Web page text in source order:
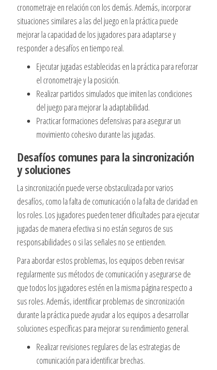
cronometraje en relación con los demás. Además, incorporar
situaciones similares a las del juego en la práctica puede
mejorar la capacidad de los jugadores para adaptarse y
responder a desafíos en tiempo real.
Ejecutar jugadas establecidas en la práctica para reforzar
el cronometraje y la posición.
Realizar partidos simulados que imiten las condiciones
del juego para mejorar la adaptabilidad.
Practicar formaciones defensivas para asegurar un
movimiento cohesivo durante las jugadas.
Desafíos comunes para la sincronización
y soluciones
La sincronización puede verse obstaculizada por varios
desafíos, como la falta de comunicación o la falta de claridad en
los roles. Los jugadores pueden tener dificultades para ejecutar
jugadas de manera efectiva si no están seguros de sus
responsabilidades o si las señales no se entienden.
Para abordar estos problemas, los equipos deben revisar
regularmente sus métodos de comunicación y asegurarse de
que todos los jugadores estén en la misma página respecto a
sus roles. Además, identificar problemas de sincronización
durante la práctica puede ayudar a los equipos a desarrollar
soluciones específicas para mejorar su rendimiento general.
Realizar revisiones regulares de las estrategias de
comunicación para identificar brechas.